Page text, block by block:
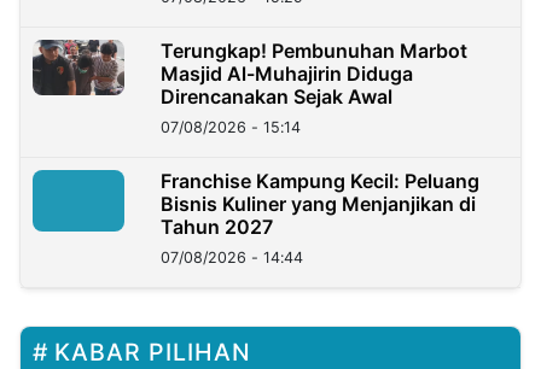
Terungkap! Pembunuhan Marbot
Masjid Al-Muhajirin Diduga
Direncanakan Sejak Awal
07/08/2026 - 15:14
Franchise Kampung Kecil: Peluang
Bisnis Kuliner yang Menjanjikan di
Tahun 2027
07/08/2026 - 14:44
KABAR PILIHAN